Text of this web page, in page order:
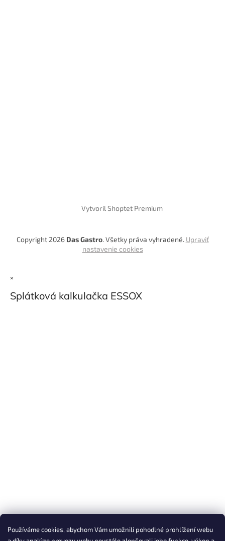
Používáme cookies, abychom Vám umožnili pohodlné prohlížení webu
Vytvoril Shoptet Premium
Copyright 2026 Das Gastro. Všetky práva vyhradené. Upraviť
nastavenie cookies
×
Splátková kalkulačka ESSOX